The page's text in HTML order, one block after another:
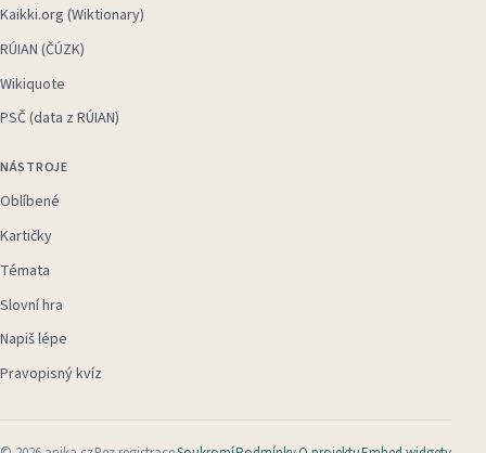
Kaikki.org (Wiktionary)
RÚIAN (ČÚZK)
Wikiquote
PSČ (data z RÚIAN)
NÁSTROJE
Oblíbené
Kartičky
Témata
Slovní hra
Napiš lépe
Pravopisný kvíz